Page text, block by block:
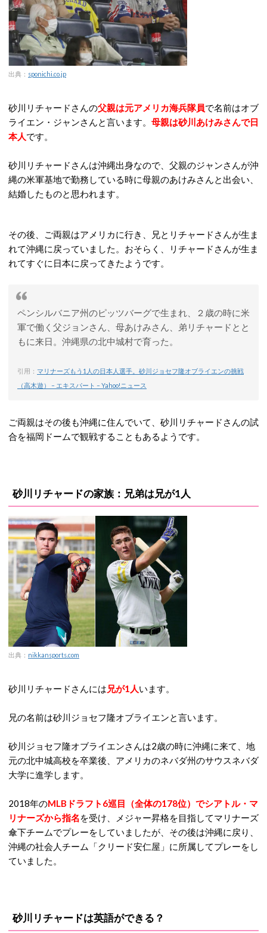
出典： sponichi.co.jp
砂川リチャードさんの父親は元アメリカ海兵隊員で名前はオブ
ライエン・ジャンさんと言います。 母親は砂川あけみさんで日
本人です。
砂川リチャードさんは沖縄出身なので、父親のジャンさんが沖
縄の米軍基地で勤務している時に母親のあけみさんと出会い、
結婚したものと思われます。
その後、ご両親はアメリカに行き、兄とリチャードさんが生ま
れて沖縄に戻っていました。おそらく、リチャードさんが生ま
れてすぐに日本に戻ってきたようです。
ペンシルバニア州のピッツバーグで生まれ、２歳の時に米
軍で働く父ジョンさん、母あけみさん、弟リチャードとと
もに来日。沖縄県の北中城村で育った。
引用： マリナーズもう1人の日本人選手。砂川ジョセフ隆オブライエンの挑戦
（高木遊） – エキスパート – Yahoo!ニュース
ご両親はその後も沖縄に住んでいて、砂川リチャードさんの試
合を福岡ドームで観戦することもあるようです。
砂川リチャードの家族：兄弟は兄が1人
出典： nikkansports.com
砂川リチャードさんには 兄が1人います。
兄の名前は砂川ジョセフ隆オブライエンと言います。
砂川ジョセフ隆オブライエンさんは2歳の時に沖縄に来て、地
元の北中城高校を卒業後、アメリカのネバダ州のサウスネバダ
大学に進学します。
2018年のMLBドラフト6巡目（全体の178位）でシアトル・マ
リナーズから指名を受け、メジャー昇格を目指してマリナーズ
傘下チームでプレーをしていましたが、その後は沖縄に戻り、
沖縄の社会人チーム「クリード安仁屋」に所属してプレーをし
ていました。
砂川リチャードは英語ができる？